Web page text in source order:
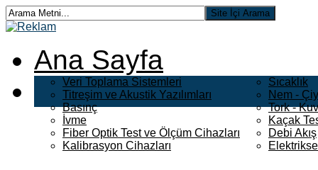
Ana Sayfa
Veri Toplama Sistemleri
Titreşim ve Akustik Yazılımları
Basınç
İvme
Fiber Optik Test ve Ölçüm Cihazları
Kalibrasyon Cihazları
Sıcaklık
Nem -
Tork -
Kaçak
Debi Akış